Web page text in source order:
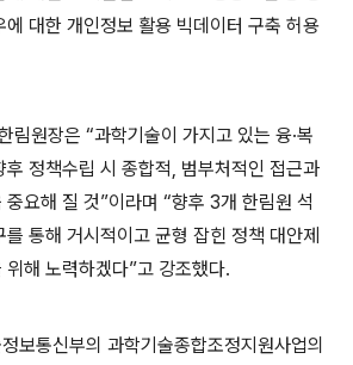
에 대한 개인정보 활용 빅데이터 구축 허용
림원장은 “과학기술이 가지고 있는 융·복
정책수립 시 종합적, 범부처적인 접근과
요해 질 것”이라며 “향후 3개 한림원 석
통해 거시적이고 균형 잡힌 정책 대안제
해 노력하겠다”고 강조했다.
보통신부의 과학기술종합조정지원사업의